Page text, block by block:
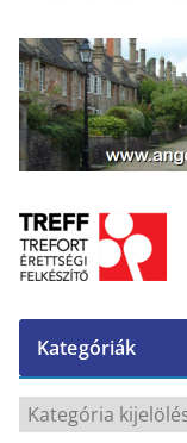
Kategóriák